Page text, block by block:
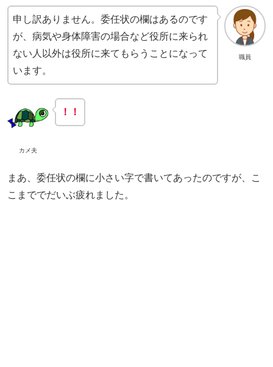
職員
申し訳ありません。委任状の欄はあるのです
が、病気や身体障害の場合など役所に来られ
ない人以外は役所に来てもらうことになって
います。
カメ夫
！！
まあ、委任状の欄に小さい字で書いてあったのですが、こ
こまででだいぶ疲れました。